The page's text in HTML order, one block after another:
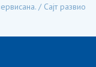
/ Сајт развио